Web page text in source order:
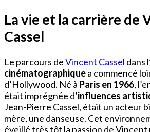
La vie et la carrière de
Cassel
Le parcours deVincent Cassel dans
cinématographiquea commencé
d’Hollywood. Né à Paris en 1966,
était imprégnée d’influences
Jean-Pierre Cassel, était un acteur
mère, une danseuse. Cet
éveillé très tôt la passion de Vincent